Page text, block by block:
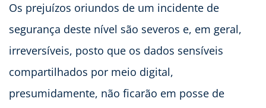
Os prejuízos oriundos de um incidente de
segurança deste nível são severos e, em geral,
irreversíveis, posto que os dados sensíveis
compartilhados por meio digital,
presumidamente, não ficarão em posse de